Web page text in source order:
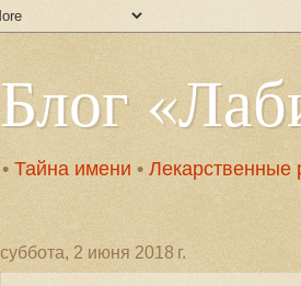
Блог
• Тайна имени • Лекарственные
суббота, 2 июня 2018 г.